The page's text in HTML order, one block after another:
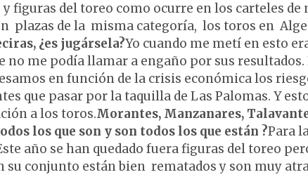
figuras del toreo como ocurre en los carteles de
plazas de la misma categoría, los toros en
¿es jugársela?Yo cuando me metí en esto
no me podía llamar a engaño por sus resultados.
en función de la crisis económica los
que pasar por la taquilla de Las Palomas. Y
a los toros.Morantes, Manzanares,
los que son y son todos los que están ?Para
año se han quedado fuera figuras del toreo
su conjunto están bien rematados y son muy